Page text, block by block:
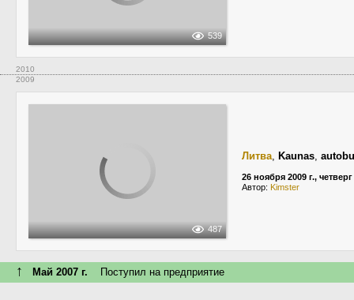
539
2010
2009
487
Литва, Kaunas,
26 ноября 2009 г., четверг
Автор: Kimster
↑ Май 2007 г. Поступил на предприятие